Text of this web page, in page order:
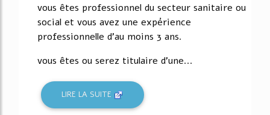
vous êtes professionnel du secteur sanitaire ou
social et vous avez une expérience
professionnelle d'au moins 3 ans.
vous êtes ou serez titulaire d'une...
LIRE LA SUITE